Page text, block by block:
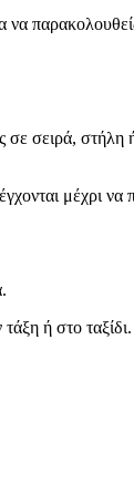
σε σειρά,
μέχρι να
ή στο ταξίδι.